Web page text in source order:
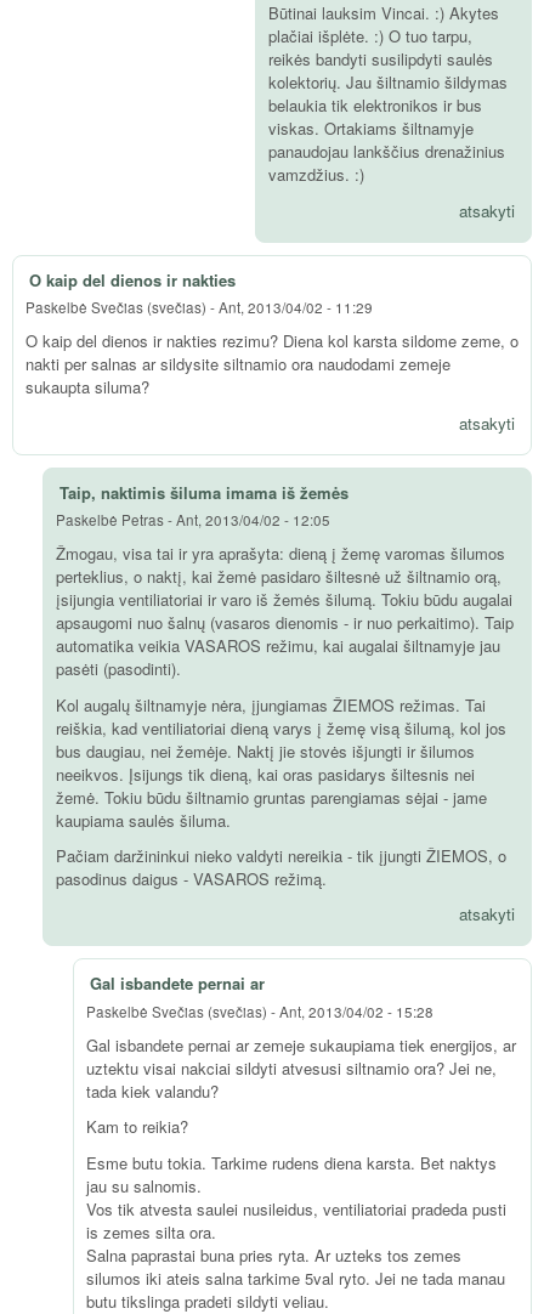
Būtinai lauksim Vincai. :) Akytes
plačiai išplėte. :) O tuo tarpu,
reikės bandyti susilipdyti saulės
kolektorių. Jau šiltnamio šildymas
belaukia tik elektronikos ir bus
viskas. Ortakiams šiltnamyje
panaudojau lankščius drenažinius
vamzdžius. :)
atsakyti
O kaip del dienos ir nakties
Paskelbė Svečias (svečias) -Ant, 2013/04/02 - 11:29
O kaip del dienos ir nakties rezimu? Diena kol karsta sildome zeme, o
nakti per salnas ar sildysite siltnamio ora naudodami zemeje
sukaupta siluma?
atsakyti
Taip, naktimis šiluma imama iš žemės
Paskelbė Petras-Ant, 2013/04/02 - 12:05
Žmogau, visa tai ir yra aprašyta: dieną į žemę varomas šilumos
perteklius, o naktį, kai žemė pasidaro šiltesnė už šiltnamio orą,
įsijungia ventiliatoriai ir varo iš žemės šilumą. Tokiu būdu augalai
apsaugomi nuo šalnų (vasaros dienomis - ir nuo perkaitimo). Taip
automatika veikia VASAROS režimu, kai augalai šiltnamyje jau
pasėti (pasodinti).
Kol augalų šiltnamyje nėra, įjungiamas ŽIEMOS režimas. Tai
reiškia, kad ventiliatoriai dieną varys į žemę visą šilumą, kol jos
bus daugiau, nei žemėje. Naktį jie stovės išjungti ir šilumos
neeikvos. Įsijungs tik dieną, kai oras pasidarys šiltesnis nei
žemė. Tokiu būdu šiltnamio gruntas parengiamas sėjai - jame
kaupiama saulės šiluma.
Pačiam daržininkui nieko valdyti nereikia - tik įjungti ŽIEMOS, o
pasodinus daigus - VASAROS režimą.
atsakyti
Gal isbandete pernai ar
Paskelbė Svečias (svečias) -Ant, 2013/04/02 - 15:28
Gal isbandete pernai ar zemeje sukaupiama tiek energijos, ar
uztektu visai nakciai sildyti atvesusi siltnamio ora? Jei ne,
tada kiek valandu?
Kam to reikia?
Esme butu tokia. Tarkime rudens diena karsta. Bet naktys
jau su salnomis.
Vos tik atvesta saulei nusileidus, ventiliatoriai pradeda pusti
is zemes silta ora.
Salna paprastai buna pries ryta. Ar uzteks tos zemes
silumos iki ateis salna tarkime 5val ryto. Jei ne tada manau
butu tikslinga pradeti sildyti veliau.